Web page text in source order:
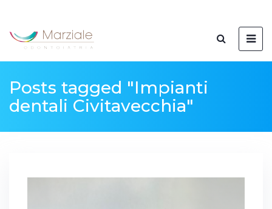
Posts tagged "Impianti
dentali Civitavecchia"